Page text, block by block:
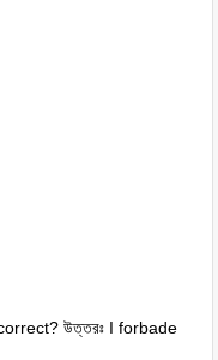
উত্তরঃ I forbade